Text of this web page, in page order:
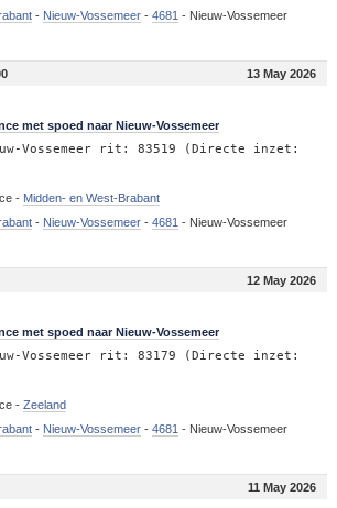
- Nieuw-Vossemeer- 4681- Nieuw-Vossemeer
13 May 2026
met spoed naar Nieuw-Vossemeer
Vossemeer rit: 83519 (Directe inzet:
- Midden- en West-Brabant
- Nieuw-Vossemeer- 4681- Nieuw-Vossemeer
12 May 2026
met spoed naar Nieuw-Vossemeer
Vossemeer rit: 83179 (Directe inzet:
- Zeeland
- Nieuw-Vossemeer- 4681- Nieuw-Vossemeer
11 May 2026